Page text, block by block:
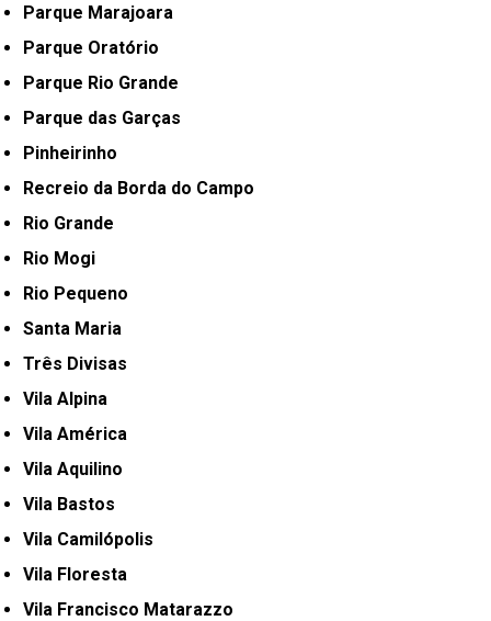
Parque Marajoara
Parque Oratório
Parque Rio Grande
Parque das Garças
Pinheirinho
Recreio da Borda do Campo
Rio Grande
Rio Mogi
Rio Pequeno
Santa Maria
Três Divisas
Vila Alpina
Vila América
Vila Aquilino
Vila Bastos
Vila Camilópolis
Vila Floresta
Vila Francisco Matarazzo